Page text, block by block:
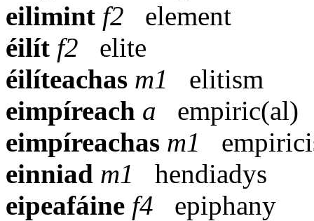
eilimint f2
element
éilít f2
elite
éilíteachas m1
elitism
eimpíreach a
empiric(al)
eimpíreachas m1
einniad m1
hendiadys
eipeafáine f4
epiphany